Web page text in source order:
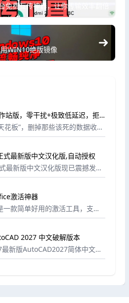
免费互传神器，让你传输效率翻倍
WIN10绝版镜像
站版，零干扰+极致低延迟，拒
戏延迟砍半
花板”，删掉那些该死的数据收
式最新版中文汉化版,自动授权
最新版中文汉化版现已震撼发
，让您无需繁琐操作即可享受...
激活神器
款简单好用的激活工具，支持
2027 中文破解版本
新版AutoCAD2027简体中文版.